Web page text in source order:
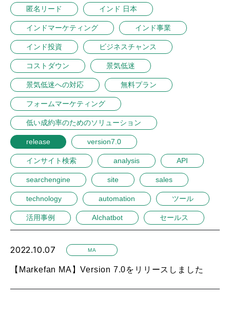
匿名リード インド 日本
インドマーケティング インド事業
インド投資 ビジネスチャンス
コストダウン 景気低迷
景気低迷への対応 無料プラン
フォームマーケティング
低い成約率のためのソリューション
release version7.0
インサイト検索 analysis API
searchengine site sales
technology automation ツール
活用事例 AIchatbot セールス
2022.10.07 MA
【Markefan MA】Version 7.0をリリースしました